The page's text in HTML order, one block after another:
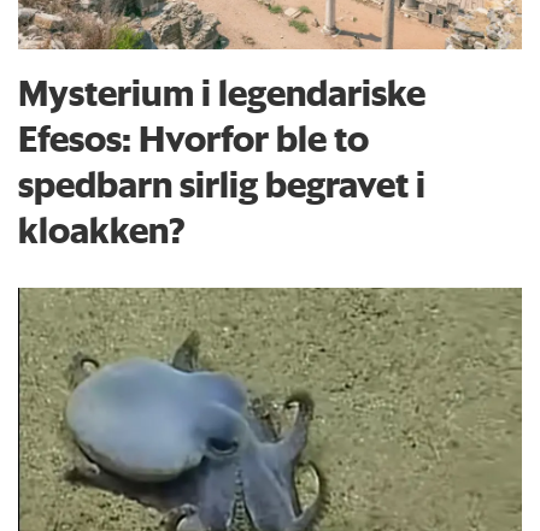
Mysterium i legendariske
Efesos: Hvorfor ble to
spedbarn sirlig begravet i
kloakken?